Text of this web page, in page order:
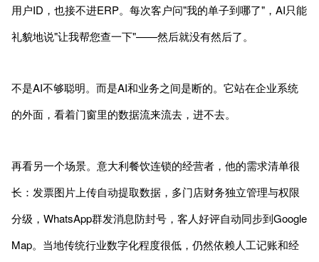
用户ID，也接不进ERP。每次客户问"我的单子到哪了"，AI只能
礼貌地说"让我帮您查一下"——然后就没有然后了。
不是AI不够聪明。而是AI和业务之间是断的。它站在企业系统
的外面，看着门窗里的数据流来流去，进不去。
再看另一个场景。意大利餐饮连锁的经营者，他的需求清单很
长：发票图片上传自动提取数据，多门店财务独立管理与权限
分级，WhatsApp群发消息防封号，客人好评自动同步到Google
Map。当地传统行业数字化程度很低，仍然依赖人工记账和经